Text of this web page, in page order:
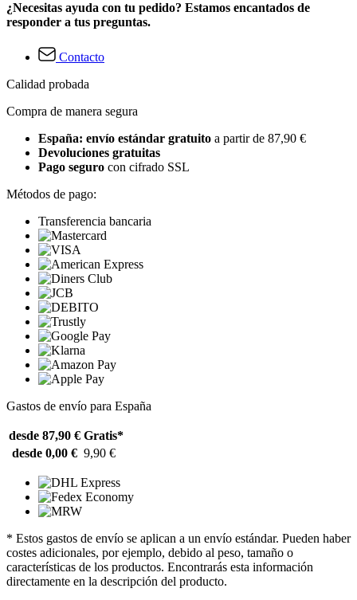
¿Necesitas ayuda con tu pedido? Estamos encantados de
responder a tus preguntas.
Contacto
Calidad probada
Compra de manera segura
España: envío estándar gratuito a partir de 87,90 €
Devoluciones gratuitas
Pago seguro con cifrado SSL
Métodos de pago:
Transferencia bancaria
Gastos de envío para España
desde 87,90 € Gratis*
desde 0,00 € 9,90 €
* Estos gastos de envío se aplican a un envío estándar. Pueden haber
costes adicionales, por ejemplo, debido al peso, tamaño o
características de los productos. Encontrarás esta información
directamente en la descripción del producto.